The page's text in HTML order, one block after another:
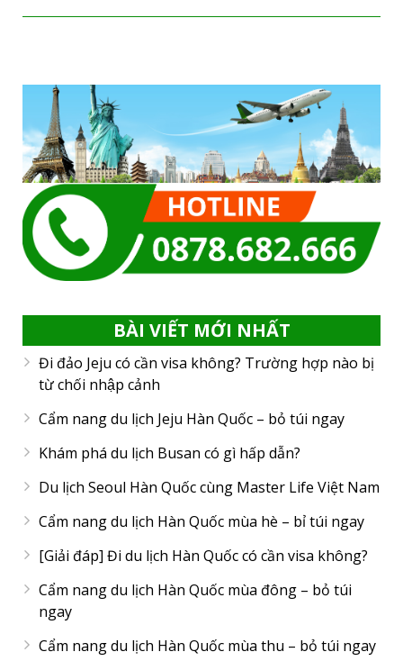
BÀI VIẾT MỚI NHẤT
Đi đảo Jeju có cần visa không? Trường hợp nào bị
từ chối nhập cảnh
Cẩm nang du lịch Jeju Hàn Quốc – bỏ túi ngay
Khám phá du lịch Busan có gì hấp dẫn?
Du lịch Seoul Hàn Quốc cùng Master Life Việt Nam
Cẩm nang du lịch Hàn Quốc mùa hè – bỉ túi ngay
[Giải đáp] Đi du lịch Hàn Quốc có cần visa không?
Cẩm nang du lịch Hàn Quốc mùa đông – bỏ túi
ngay
Cẩm nang du lịch Hàn Quốc mùa thu – bỏ túi ngay